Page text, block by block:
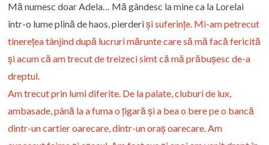
Mă numesc doar Adela… Mă gândesc la mine ca la Lorelai
într-o lume plină de haos, pierderiși suferințe. Mi-am petrecut
tinerețea tânjind după lucruri mărunte care să mă facă fericită
și acum că am trecut de treizeci simt că mă prăbușesc de-a
dreptul.
Am trecut prin lumi diferite. De la palate, cluburi de lux,
ambasade, până la a fuma o țigară și a bea o bere pe o bancă
dintr-un cartier oarecare, dintr-un oraș oarecare. Am